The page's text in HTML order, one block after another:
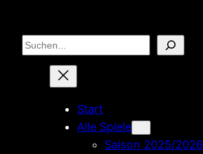
Inhalt
springen
Suchen
Start
Alle Spiele
Saison 2025/2026